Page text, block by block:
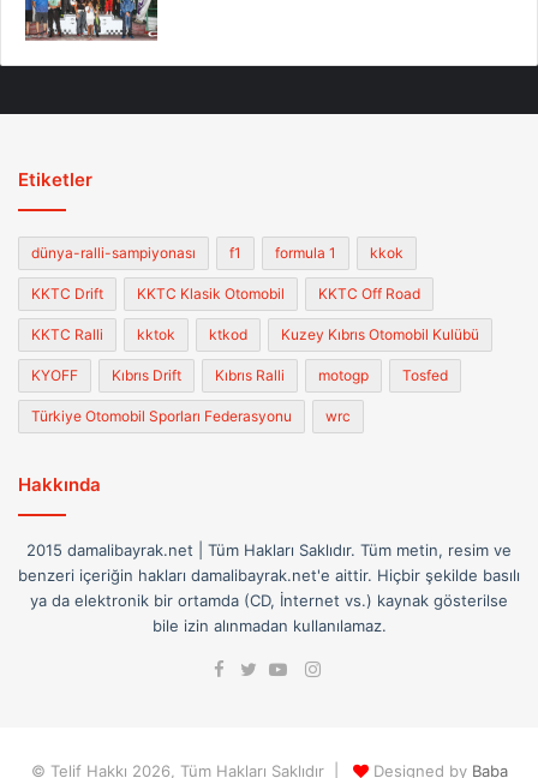
Etiketler
dünya-ralli-sampiyonası f1 formula 1 kkok
KKTC Drift KKTC Klasik Otomobil KKTC Off Road
KKTC Ralli kktok ktkod Kuzey Kıbrıs Otomobil Kulübü
KYOFF Kıbrıs Drift Kıbrıs Ralli motogp Tosfed
Türkiye Otomobil Sporları Federasyonu wrc
Hakkında
2015 damalibayrak.net | Tüm Hakları Saklıdır. Tüm metin, resim ve
benzeri içeriğin hakları damalibayrak.net'e aittir. Hiçbir şekilde basılı
ya da elektronik bir ortamda (CD, İnternet vs.) kaynak gösterilse
bile izin alınmadan kullanılamaz.
FacebookInstagram
© Telif Hakkı 2026, Tüm Hakları Saklıdır | Designed by Baba